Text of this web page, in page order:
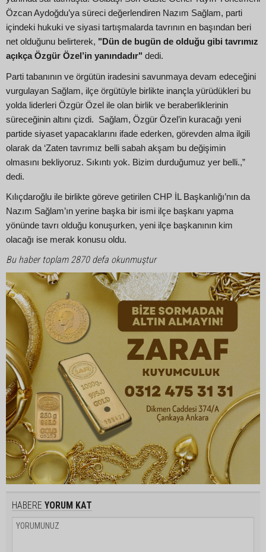
Özcan Aydoğdu’ya süreci değerlendiren Nazım Sağlam, parti
içindeki hukuki ve siyasi tartışmalarda tavrının en başından beri
net olduğunu belirterek, "Dün de bugün de olduğu gibi tavrımız
açıkça Özgür Özel’in yanındadır" dedi.
Parti tabanının ve örgütün iradesini savunmaya devam edeceğini
vurgulayan Sağlam, ilçe örgütüyle birlikte inançla yürüdükleri bu
yolda liderleri Özgür Özel ile olan birlik ve beraberliklerinin
süreceğinin altını çizdi. Sağlam, Özgür Özel’in kuracağı yeni
partide siyaset yapacaklarını ifade ederken, görevden alma ilgili
olarak da ‘Zaten tavrımız belli sabah akşam bu değişimin
olmasını bekliyoruz. Sıkıntı yok. Bizim durduğumuz yer belli.,”
dedi.
Kılıçdaroğlu ile birlikte göreve getirilen CHP İL Başkanlığı’nın da
Nazım Sağlam’ın yerine başka bir ismi ilçe başkanı yapma
yönünde tavrı olduğu konuşurken, yeni ilçe başkanının kim
olacağı ise merak konusu oldu.
Bu haber toplam 2870 defa okunmuştur
HABERE YORUM KAT